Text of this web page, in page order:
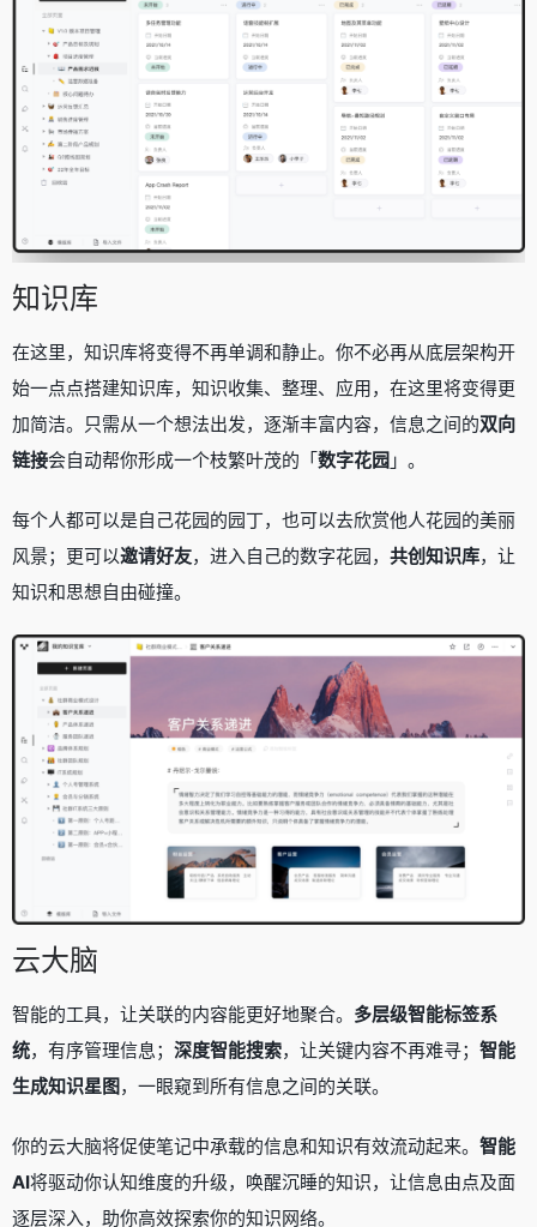
知识库
在这里，知识库将变得不再单调和静止。你不必再从底层架构开
始一点点搭建知识库，知识收集、整理、应用，在这里将变得更
加简洁。只需从一个想法出发，逐渐丰富内容，信息之间的双向
链接会自动帮你形成一个枝繁叶茂的「 数字花园 」。
每个人都可以是自己花园的园丁，也可以去欣赏他人花园的美丽
风景；更可以邀请好友，进入自己的数字花园， 共创知识库，让
知识和思想自由碰撞。
云大脑
智能的工具，让关联的内容能更好地聚合。 多层级智能标签系
统，有序管理信息； 深度智能搜索，让关键内容不再难寻； 智能
生成知识星图，一眼窥到所有信息之间的关联。
你的云大脑将促使笔记中承载的信息和知识有效流动起来。 智能
AI将驱动你认知维度的升级，唤醒沉睡的知识，让信息由点及面
逐层深入，助你高效探索你的知识网络。